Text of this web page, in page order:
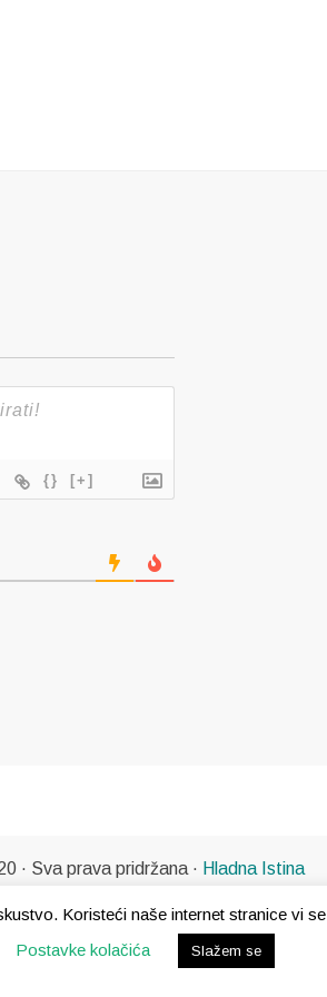
{} [+]
Koristeći naše internet stranice vi
Postavke kolačića Slažem se
· Sva prava pridržana · Hladna Istina